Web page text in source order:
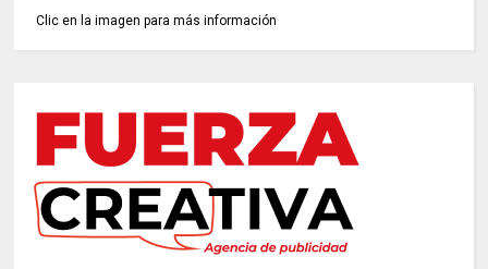
Clic en la imagen para más información